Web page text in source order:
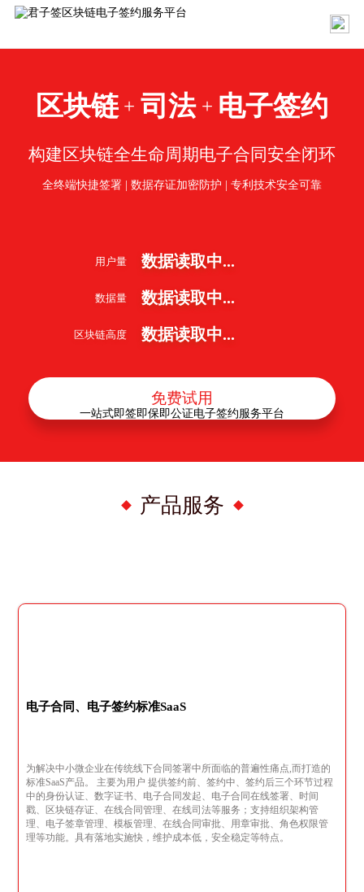
区块链 + 司法 + 电子签约
构建区块链全生命周期电子合同安全闭环
全终端快捷签署 | 数据存证加密防护 | 专利技术安全可靠
用户量 数据读取中...
数据量 数据读取中...
区块链高度 数据读取中...
免费试用
产品服务
一站式即签即保即公证电子签约服务平台
电子合同、电子签约标准SaaS
为解决中小微企业在传统线下合同签署中所面临的普遍性痛点,而打造的
标准SaaS产品。 主要为用户 提供签约前、签约中、签约后三个环节过程
中的身份认证、数字证书、电子合同发起、电子合同在线签署、时间
戳、区块链存证、在线合同管理、在线司法等服务；支持组织架构管
理、电子签章管理、模板管理、在线合同审批、用章审批、角色权限管
理等功能。具有落地实施快，维护成本低，安全稳定等特点。